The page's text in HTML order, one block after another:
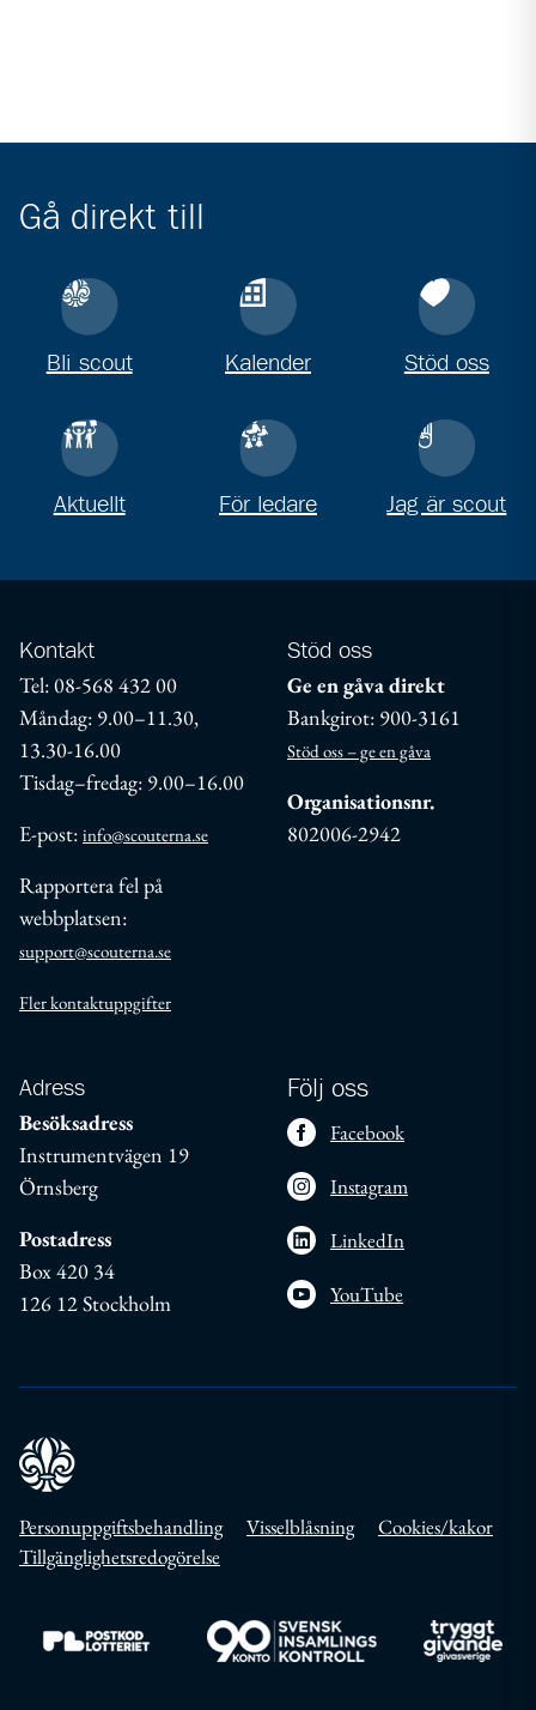
Gå direkt till
Bli scout Kalender Stöd oss
Aktuellt För ledare Jag är scout
Kontakt
Tel: 08-568 432 00
Måndag: 9.00–11.30,
13.30-16.00
Tisdag–fredag: 9.00–16.00
E-post: info@scouterna.se
Rapportera fel på
webbplatsen:
support@scouterna.se
Fler kontaktuppgifter
Stöd oss
Ge en gåva direkt
Bankgirot: 900-3161
Stöd oss – ge en gåva
Organisationsnr.
802006-2942
Adress
Besöksadress
Instrumentvägen 19
Örnsberg
Postadress
Box 420 34
126 12 Stockholm
Följ oss
Facebook
Instagram
LinkedIn
YouTube
Personuppgiftsbehandling Visselblåsning
Cookies/kakor
Tillgänglighetsredogörelse
Till https://www.postkodlotteriet.se/Till https://www.insamlingskontroll.se/
Till https://